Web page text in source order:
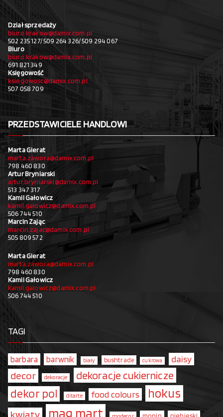
Dział sprzedaży
biuro.krakow@damix.com.pl
502 235 127/ 509 264 326/ 509 294 067
Biuro
biuro.krakow@damix.com.pl
691 821 349
Księgowość
ksiegowosc@damix.com.pl
507 058 709
PRZEDSTAWICIELE HANDLOWI
Marta Gierat
marta.zawora@damix.com.pl
798 460 830
Artur Bryniarski
artur.bryniarski@damix.com.pl
513 347 317
Kamil Gałowicz
kamil.galowicz@damix.com.pl
506 744 510
Marcin Zając
marcin.zajac@damix.com.pl
505 809 572
Marta Gierat
marta.zawora@damix.com.pl
798 460 830
Kamil Gałowicz
kamil.galowicz@damix.com.pl
506 744 510
TAGI
barbara barwnik biały bushtrade cukrowa daisy
decor dekoracje dekoracje cukiernicze
dekor pol ditarte food colours hokus
kwiaty mag.mart